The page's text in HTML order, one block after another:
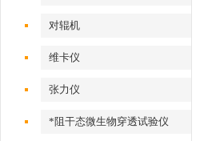
对辊机
维卡仪
张力仪
*阻干态微生物穿透试验仪